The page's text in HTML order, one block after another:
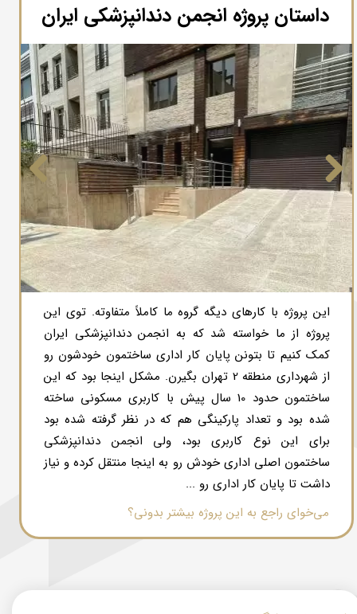
داستان پروژه انجمن دندانپزشکی ایران​​​​​​​
می‌خوای راجع به این پروژه بیشتر بدونی؟​​​​​​​​​​​​​​
این پروژه با کارهای دیگه گروه ما کاملاً متفاوته. توی این
پروژه از ما خواسته شد که به انجمن دندانپزشکی ایران
کمک کنیم تا بتونن پایان کار اداری ساختمون خودشون رو
از شهرداری منطقه 2 تهران بگیرن. مشکل اینجا بود که این
ساختمون حدود 10 سال پیش با کاربری مسکونی ساخته
شده بود و تعداد پارکینگی هم که در نظر گرفته شده بود
برای این نوع کاربری بود، ولی انجمن دندانپزشکی
ساختمون اصلی اداری خودش رو به اینجا منتقل کرده و نیاز
داشت تا پایان کار اداری رو ...